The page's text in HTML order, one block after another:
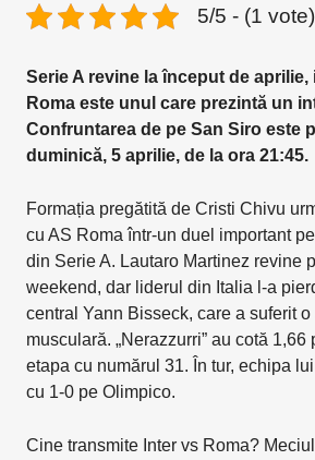
5/5 - (1 vote)
Serie A revine la început de aprilie,
Roma este unul care prezintă un
Confruntarea de pe San Siro este
duminică, 5 aprilie, de la ora 21:45.
Formația pregătită de Cristi Chivu
cu AS Roma într-un duel important
din Serie A. Lautaro Martinez revine
weekend, dar liderul din Italia l-a
central Yann Bisseck, care a suferit
musculară. „Nerazzurri” au cotă 1,66
etapa cu numărul 31. În tur, echipa
cu 1-0 pe Olimpico.
Cine transmite Inter vs Roma?